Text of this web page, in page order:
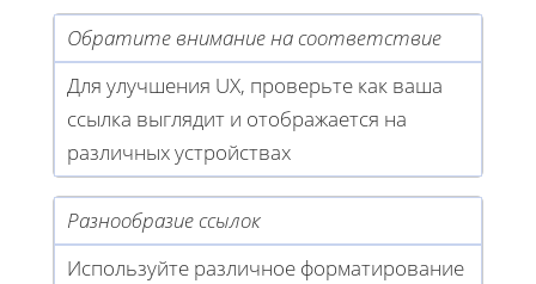
Обратите внимание на соответствие
Для улучшения UX, проверьте как ваша
ссылка выглядит и отображается на
различных устройствах
Разнообразие ссылок
Используйте различное форматирование